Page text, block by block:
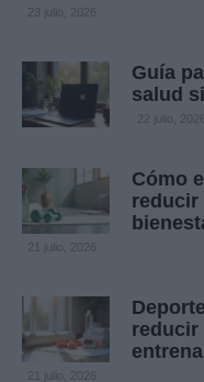
23 julio, 2026
Guía
salud
Cómo
reducir
reducir